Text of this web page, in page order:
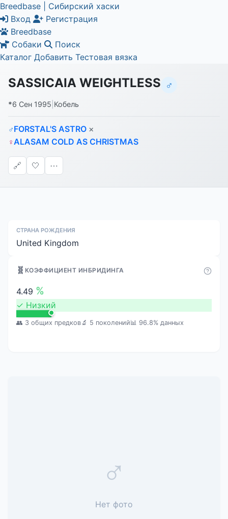
Breedbase | Сибирский хаски
Вход
Регистрация
Breedbase
Собаки
Поиск
Каталог Добавить Тестовая вязка
SASSICAIA WEIGHTLESS ♂
*6 Сен 1995 Кобель
♂FORSTAL'S ASTRO ×
♀ALASAM COLD AS CHRISTMAS
🔗 🤍 ⋯
СТРАНА РОЖДЕНИЯ
United Kingdom
🧬 КОЭФФИЦИЕНТ ИНБРИДИНГА
4.49 %
✓ Низкий
👥 3 общих предков🔬 5 поколений📊 96.8% данных
♂
Нет фото